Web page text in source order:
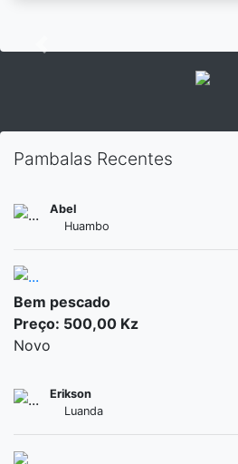
Previous
Pambalas Recentes
Abel
Huambo
Bem pescado
Preço: 500,00 Kz
Novo
Erikson
Luanda